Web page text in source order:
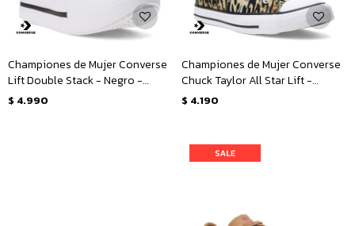
Championes de Mujer Converse
Lift Double Stack - Negro -
Blanco
$ 4.990
Championes de Mujer Converse
Chuck Taylor All Star Lift -
Animal Print
$ 4.190